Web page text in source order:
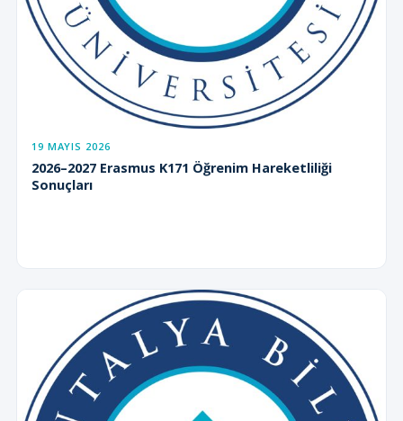
19 MAYIS 2026
2026–2027 Erasmus K171 Öğrenim Hareketliliği
Sonuçları